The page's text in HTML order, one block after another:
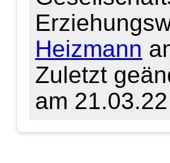
Heizmann
Zuletzt
am 21.03.22